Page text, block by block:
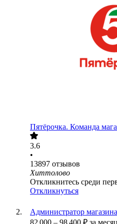
Пятёрочка. Команда
3.6
•
13897 отзывов
Хиттолово
Откликнитесь среди
Откликнуться
Администратор